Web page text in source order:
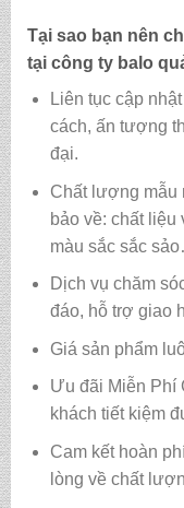
Tại sao bạn nên
tại công ty balo
Liên tục cập
cách, ấn tượng
đại.
Chất lượng mẫu
bảo về: chất liệu
màu sắc sắc
Dịch vụ chăm
đáo, hỗ trợ giao
Giá sản phẩm
Ưu đãi Miễn Phí
khách tiết kiệm
Cam kết hoàn
lòng về chất